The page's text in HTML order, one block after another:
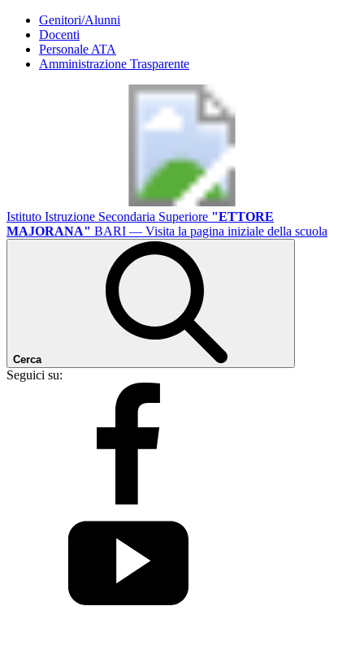
Genitori/Alunni
Docenti
Personale ATA
Amministrazione Trasparente
Istituto Istruzione Secondaria Superiore "ETTORE
MAJORANA" BARI — Visita la pagina iniziale della scuola
Cerca
Seguici su: